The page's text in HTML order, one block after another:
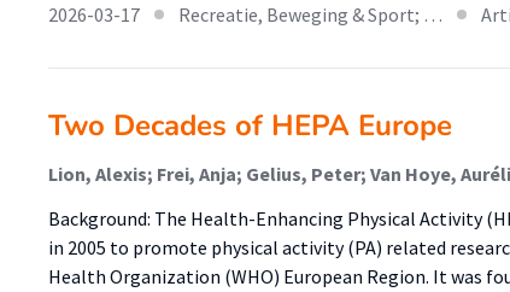
2026-03-17
Recreatie, Beweging & Sport; …
Two Decades of HEPA Europe
Background: The Health-Enhancing Physical Activity
in 2005 to promote physical activity (PA) related
Health Organization (WHO) European Region. It was